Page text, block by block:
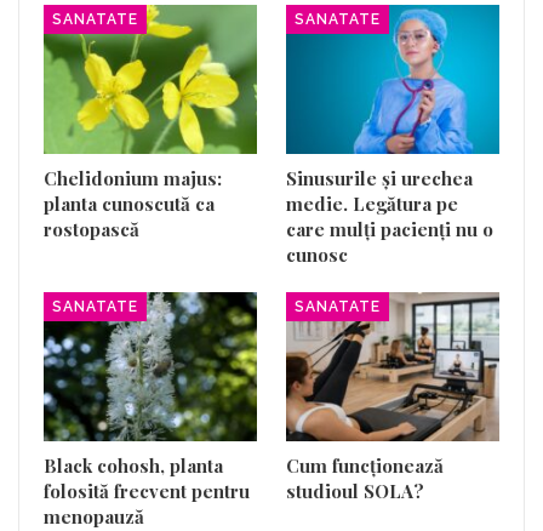
SANATATE
Chelidonium majus:
planta cunoscută ca
rostopască
SANATATE
Sinusurile și urechea
medie. Legătura pe
care mulți pacienți nu o
cunosc
SANATATE
Black cohosh, planta
folosită frecvent pentru
menopauză
SANATATE
Cum funcționează
studioul SOLA?